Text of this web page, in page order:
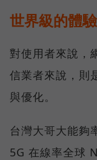
世界級的體
對使用者來說，
信業者來說，則
與優化。
台灣大哥大能夠
5G 在線率全球